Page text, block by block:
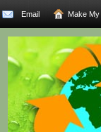
Email Make